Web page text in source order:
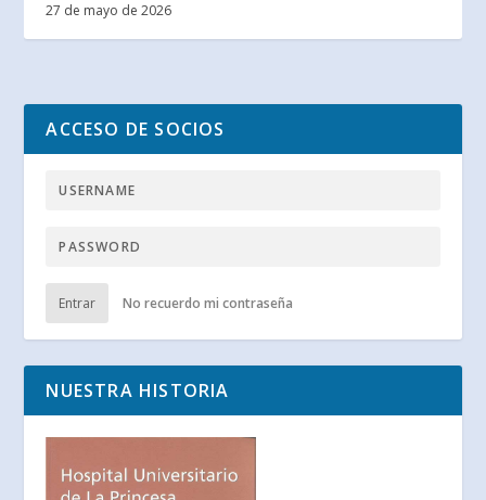
27 de mayo de 2026
ACCESO DE SOCIOS
Entrar No recuerdo mi contraseña
NUESTRA HISTORIA